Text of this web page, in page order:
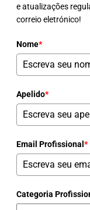
e atualizações
correio eletrónico!
Nome*
Apelido*
Email Profissional *
Categoria